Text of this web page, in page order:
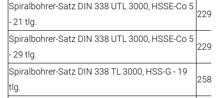
Spiralbohrer-Satz DIN 338 UTL 3000, HSSE-Co 5
- 21 tlg.
Spiralbohrer-Satz DIN 338 UTL 3000, HSSE-Co 5
- 29 tlg.
Spiralbohrer-Satz DIN 338 TL 3000, HSS-G - 19
tlg.